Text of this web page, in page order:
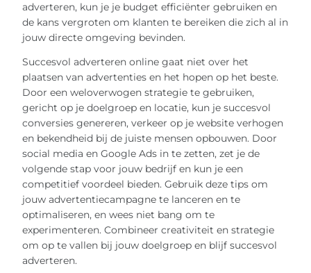
adverteren, kun je je budget efficiënter gebruiken en
de kans vergroten om klanten te bereiken die zich al in
jouw directe omgeving bevinden.
Succesvol adverteren online gaat niet over het
plaatsen van advertenties en het hopen op het beste.
Door een weloverwogen strategie te gebruiken,
gericht op je doelgroep en locatie, kun je succesvol
conversies genereren, verkeer op je website verhogen
en bekendheid bij de juiste mensen opbouwen. Door
social media en Google Ads in te zetten, zet je de
volgende stap voor jouw bedrijf en kun je een
competitief voordeel bieden. Gebruik deze tips om
jouw advertentiecampagne te lanceren en te
optimaliseren, en wees niet bang om te
experimenteren. Combineer creativiteit en strategie
om op te vallen bij jouw doelgroep en blijf succesvol
adverteren.